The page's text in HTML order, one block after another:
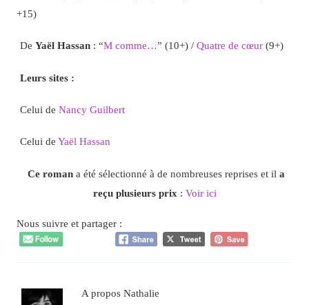
+15)
De Yaël Hassan: “M comme…” (10+) / Quatre de cœur(9+)
Leurs sites :
Celui de Nancy Guilbert
Celui de Yaël Hassan
Ce roman a été sélectionné à de nombreuses reprises et il a
reçu plusieurs prix : Voir ici
Nous suivre et partager :
A propos Nathalie